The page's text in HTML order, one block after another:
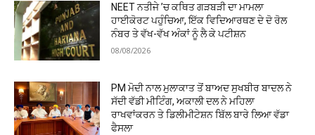
NEET ਨਤੀਜੇ ’ਚ ਕਥਿਤ ਗੜਬੜੀ ਦਾ ਮਾਮਲਾ
ਹਾਈਕੋਰਟ ਪਹੁੰਚਿਆ, ਇੱਕ ਵਿਦਿਆਰਥਣ ਦੇ ਦੋ ਰੋਲ
ਨੰਬਰ ਤੇ ਵੱਖ-ਵੱਖ ਅੰਕਾਂ ਨੂੰ ਲੈ ਕੇ ਪਟੀਸ਼ਨ
08/08/2026
PM ਮੋਦੀ ਨਾਲ ਮੁਲਾਕਾਤ ਤੋਂ ਬਾਅਦ ਸੁਖਬੀਰ ਬਾਦਲ ਨੇ
ਸੱਦੀ ਵੱਡੀ ਮੀਟਿੰਗ, ਅਕਾਲੀ ਦਲ ਨੇ ਮਹਿਲਾ
ਰਾਖਵਾਂਕਰਨ ਤੇ ਡਿਲੀਮੀਟੇਸ਼ਨ ਬਿੱਲ ਬਾਰੇ ਲਿਆ ਵੱਡਾ
ਫੈਸਲਾ